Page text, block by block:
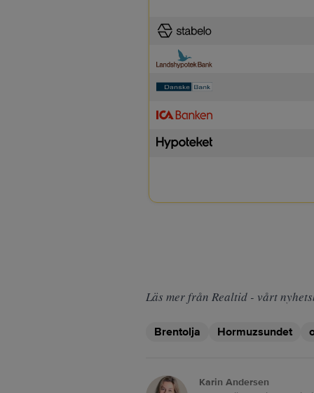
Läs mer från Realtid - vårt
Brentolja Hormuzsundet
Karin Andersen